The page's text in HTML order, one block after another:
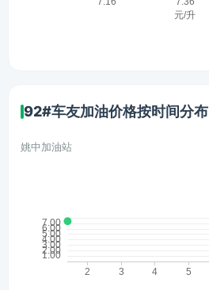
92#车友加油价格按时间分布
姚中加油站